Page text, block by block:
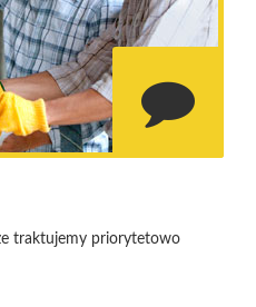
traktujemy priorytetowo